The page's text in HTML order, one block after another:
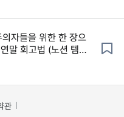
자들을 위한 한 장으
말 회고법 (노션 템플
관